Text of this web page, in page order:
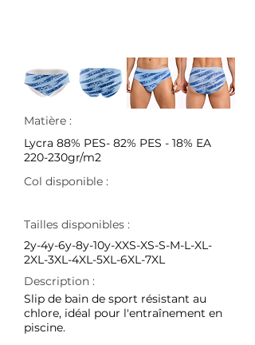
Matière :
Lycra 88% PES- 82% PES - 18% EA
220-230gr/m2
Col disponible :
Tailles disponibles :
2y-4y-6y-8y-10y-XXS-XS-S-M-L-XL-
2XL-3XL-4XL-5XL-6XL-7XL
Description :
Slip de bain de sport résistant au
chlore, idéal pour l'entraînement en
piscine.